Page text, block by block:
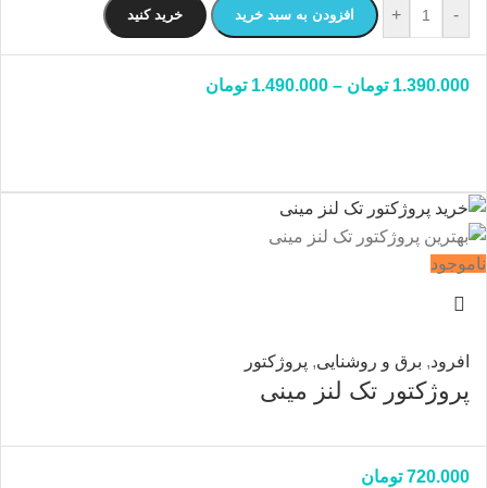
-
+ افزودن به سبد خرید خرید کنید
1.390.000 تومان –
1.490.000 تومان
ناموجود
افرود, برق و روشنایی, پروژکتور
پروژکتور تک لنز مینی
720.000 تومان